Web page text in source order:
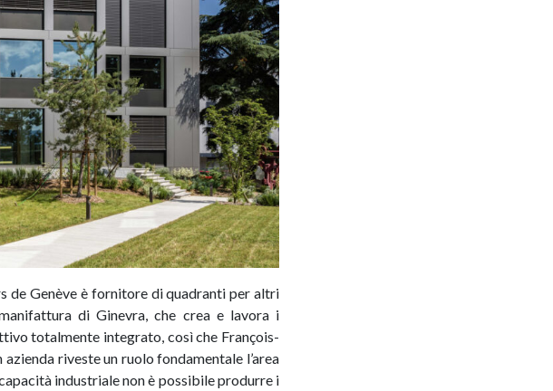
de Genève è fornitore di quadranti per altri
di Ginevra, che crea e lavora i
totalmente integrato, così che François-
riveste un ruolo fondamentale l’area
industriale non è possibile produrre i